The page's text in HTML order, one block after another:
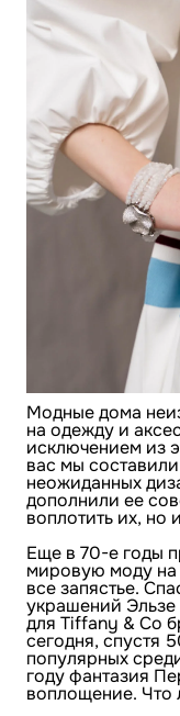
Модные дома
на одежду и
исключением из
вас мы
неожиданных
дополнили ее
воплотить их, но
Еще в 70-е годы
мировую моду
все запястье.
украшений
для Tiffany & Co
сегодня, спустя
популярных
году фантазия
воплощение.